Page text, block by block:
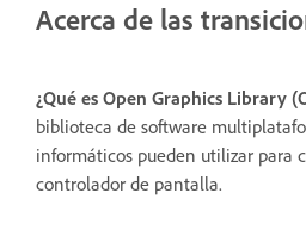
Acerca de las
¿Qué es Open Graphics Library
biblioteca de software
informáticos pueden utilizar para
controlador de pantalla.